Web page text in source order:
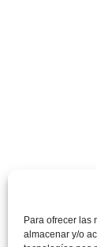
Para ofrecer las
almacenar y/o